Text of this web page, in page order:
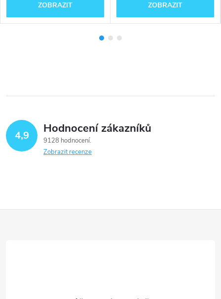
ZOBRAZIT ZOBRAZIT
4,9 Hodnocení zákazníků
9128 hodnocení
Zobrazit recenze